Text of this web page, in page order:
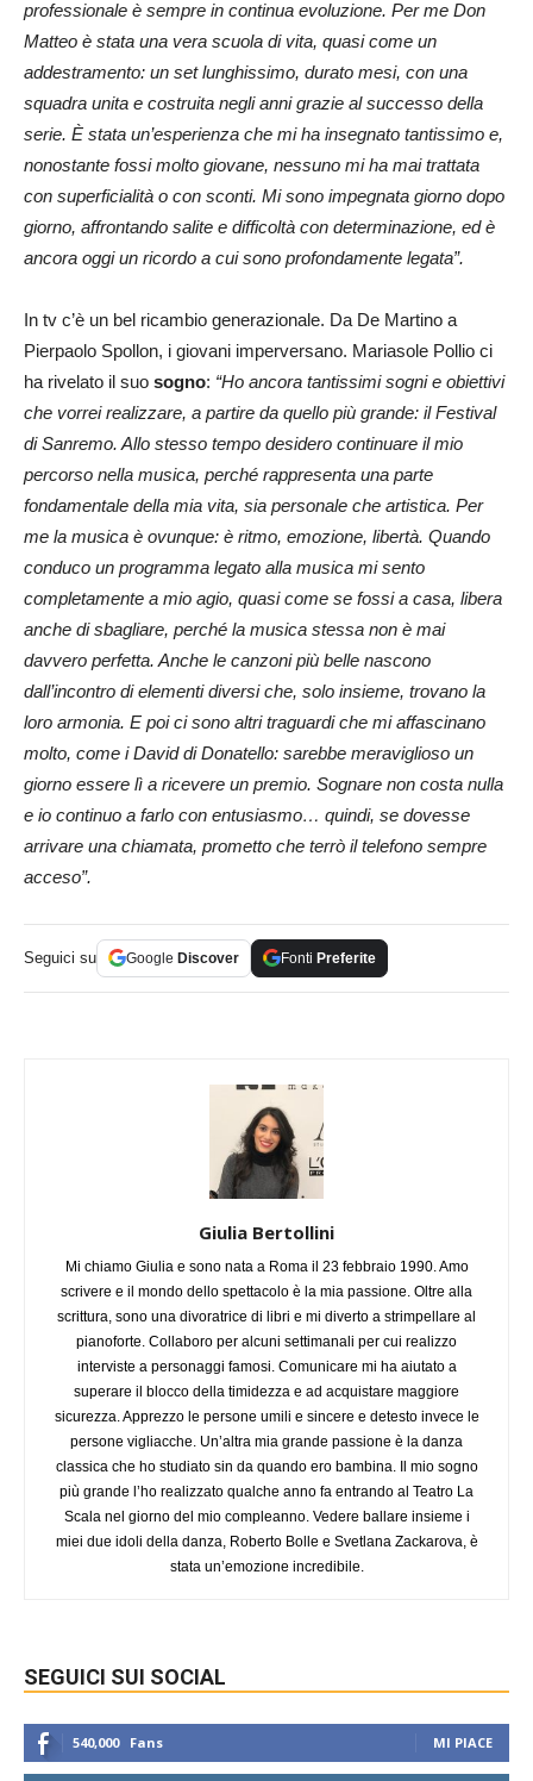
professionale è sempre in continua evoluzione. Per me Don
Matteo è stata una vera scuola di vita, quasi come un
addestramento: un set lunghissimo, durato mesi, con una
squadra unita e costruita negli anni grazie al successo della
serie. È stata un’esperienza che mi ha insegnato tantissimo e,
nonostante fossi molto giovane, nessuno mi ha mai trattata
con superficialità o con sconti. Mi sono impegnata giorno dopo
giorno, affrontando salite e difficoltà con determinazione, ed è
ancora oggi un ricordo a cui sono profondamente legata”.
In tv c’è un bel ricambio generazionale. Da De Martino a
Pierpaolo Spollon, i giovani imperversano. Mariasole Pollio ci
ha rivelato il suo sogno: “Ho ancora tantissimi sogni e obiettivi
che vorrei realizzare, a partire da quello più grande: il Festival
di Sanremo. Allo stesso tempo desidero continuare il mio
percorso nella musica, perché rappresenta una parte
fondamentale della mia vita, sia personale che artistica. Per
me la musica è ovunque: è ritmo, emozione, libertà. Quando
conduco un programma legato alla musica mi sento
completamente a mio agio, quasi come se fossi a casa, libera
anche di sbagliare, perché la musica stessa non è mai
davvero perfetta. Anche le canzoni più belle nascono
dall’incontro di elementi diversi che, solo insieme, trovano la
loro armonia. E poi ci sono altri traguardi che mi affascinano
molto, come i David di Donatello: sarebbe meraviglioso un
giorno essere lì a ricevere un premio. Sognare non costa nulla
e io continuo a farlo con entusiasmo… quindi, se dovesse
arrivare una chiamata, prometto che terrò il telefono sempre
acceso”.
Seguici su Google Discover Fonti Preferite
Giulia Bertollini
Mi chiamo Giulia e sono nata a Roma il 23 febbraio 1990. Amo
scrivere e il mondo dello spettacolo è la mia passione. Oltre alla
scrittura, sono una divoratrice di libri e mi diverto a strimpellare al
pianoforte. Collaboro per alcuni settimanali per cui realizzo
interviste a personaggi famosi. Comunicare mi ha aiutato a
superare il blocco della timidezza e ad acquistare maggiore
sicurezza. Apprezzo le persone umili e sincere e detesto invece le
persone vigliacche. Un’altra mia grande passione è la danza
classica che ho studiato sin da quando ero bambina. Il mio sogno
più grande l’ho realizzato qualche anno fa entrando al Teatro La
Scala nel giorno del mio compleanno. Vedere ballare insieme i
miei due idoli della danza, Roberto Bolle e Svetlana Zackarova, è
stata un’emozione incredibile.
SEGUICI SUI SOCIAL
540,000 Fans MI PIACE